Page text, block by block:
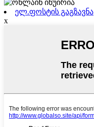
ელ.ფოსტის გაგზავნა
x